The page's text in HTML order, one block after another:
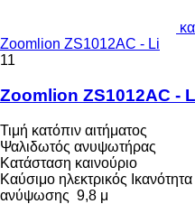
Zoomlion ZS1012AC - Li
11
Zoomlion ZS1012AC -
Τιμή κατόπιν αιτήματος
Ψαλιδωτός ανυψωτήρας
Κατάσταση καινούριο
Καύσιμο ηλεκτρικός
ανύψωσης 9,8 μ